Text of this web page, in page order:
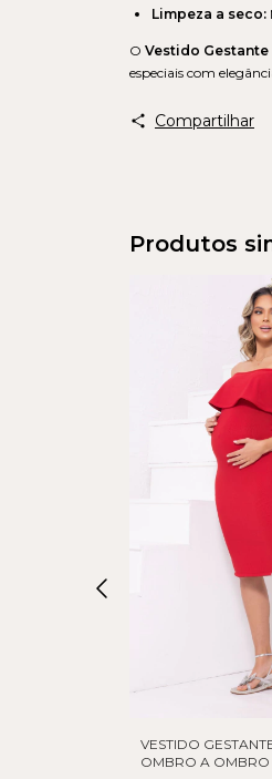
Limpeza a seco:
O Vestido
especiais com
Compartilhar
Produtos
VESTIDO
OMBRO A OMBRO